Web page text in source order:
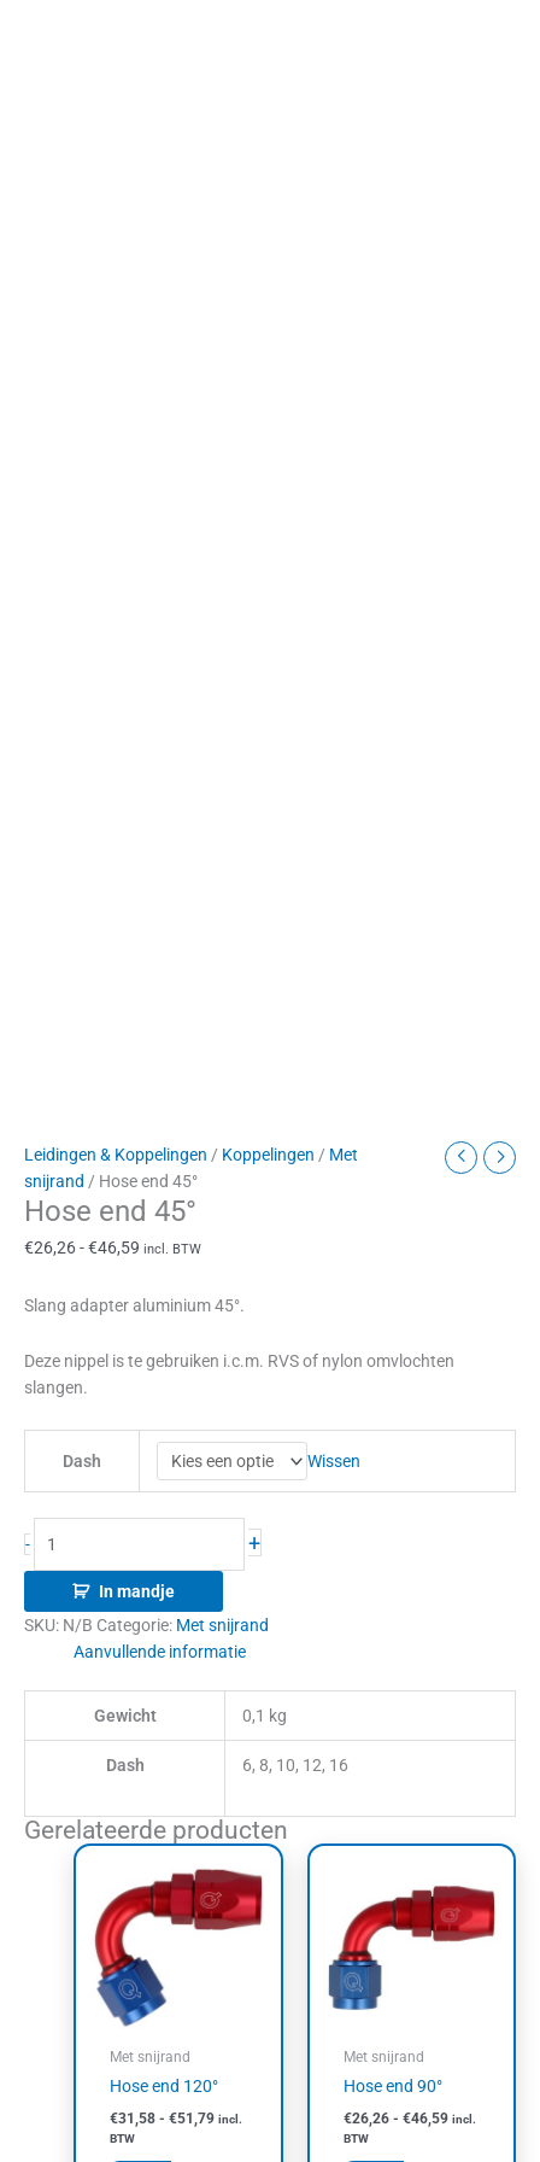
Leidingen & Koppelingen / Koppelingen / Met
snijrand / Hose end 45°
Hose end 45°
€26,26-€46,59 incl. BTW
Slang adapter aluminium 45°.
Deze nippel is te gebruiken i.c.m. RVS of nylon omvlochten
slangen.
Dash Wissen
- +
In mandje
SKU: N/B Categorie: Met snijrand
Aanvullende informatie
Gewicht 0,1 kg
Dash 6, 8, 10, 12, 16
Gerelateerde producten
Met snijrand
Hose end 120°
€31,58 - €51,79
Prijsklasse:
€31,58
tot
€51,79
incl.
BTW
product
heeft
meerdere
worden
op
Met snijrand
Hose end 90°
€26,26 - €46,59
Prijsklasse:
tot
€46,59
incl.
BTW
product
heeft
meerdere
worden
op